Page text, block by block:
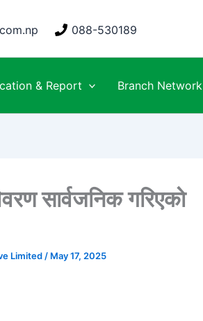
088-530189
& Report Branch Network
सार्वजनिक गरिएकाे
Limited / May 17, 2025